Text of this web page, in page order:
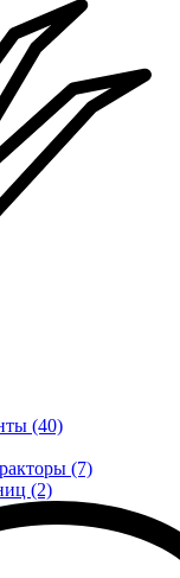
(40)
(7)
(2)